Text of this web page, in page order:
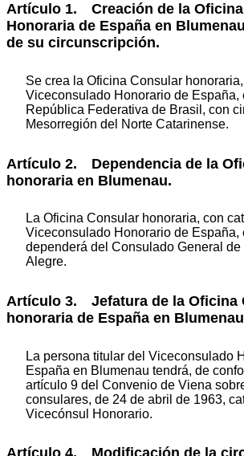
Artículo 1. Creación de la
Honoraria de España en
de su circunscripción.
Se crea la Oficina Consular
Viceconsulado Honorario de España,
República Federativa de Brasil, con
Mesorregión del Norte Catarinense.
Artículo 2. Dependencia de la
honoraria en Blumenau.
La Oficina Consular honoraria, con
Viceconsulado Honorario de España,
dependerá del Consulado General
Alegre.
Artículo 3. Jefatura de la Oficina
honoraria de España en
La persona titular del Viceconsulado
España en Blumenau tendrá, de
artículo 9 del Convenio de Viena
consulares, de 24 de abril de 1963,
Vicecónsul Honorario.